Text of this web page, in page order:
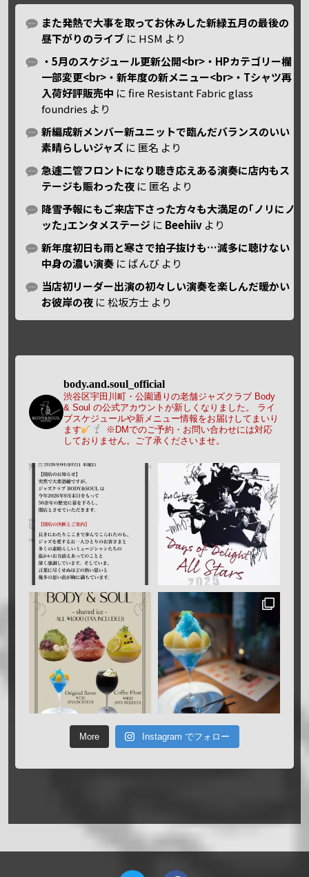
また発熱で大事を取ってお休みした新緑五月の最後の
昼下がりのライブ に HSM より
・5月のスケジュール更新公開<br>・HPカテゴリー欄
一部変更<br>・新年度の新メニュー<br>・Tシャツ再
入荷好評販売中 にfire Resistant Fabric glass
foundries より
新編成新メンバー新ユニットで臨んだバランスのいい
素晴らしいジャズ に 匿名 より
急遽二管フロントになり聴き応えある演奏に店内もス
テージも賑わった夜 に 匿名 より
降雪予報にもご来店下さった方々も大満足の｢ノリにノ
ッた｣エンタメステージ に Beehiiv より
新年度初日も雨と寒さで拍子抜けも…滅多に聴けない
中身の濃い演奏 に ばんび より
当店初リーダー出演の初々しい演奏を楽しんだ暖かい
お彼岸の夜 に松坂方士 より
body.and.soul_official
渋谷区宇田川町・公園通りの老舗ジャズクラブ Body
& Soul の公式アカウントが新しくなりました。
ライ
ブスケジュールや新メニュー情報をお届けしてまいり
ます
※DMでのご予約・お問い合わせには対応
しておりません。ご了承くださいませ。
More Instagram でフォロー